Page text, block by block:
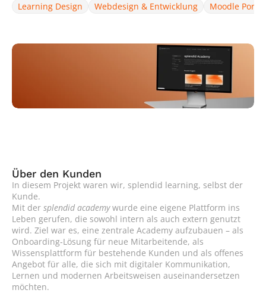
Learning Design Webdesign & Entwicklung Moodle Portal
Über den Kunden
In diesem Projekt waren wir, splendid learning, selbst der
Kunde.
Mit der splendid academy wurde eine eigene Plattform ins
Leben gerufen, die sowohl intern als auch extern genutzt
wird. Ziel war es, eine zentrale Academy aufzubauen – als
Onboarding-Lösung für neue Mitarbeitende, als
Wissensplattform für bestehende Kunden und als offenes
Angebot für alle, die sich mit digitaler Kommunikation,
Lernen und modernen Arbeitsweisen auseinandersetzen
möchten.